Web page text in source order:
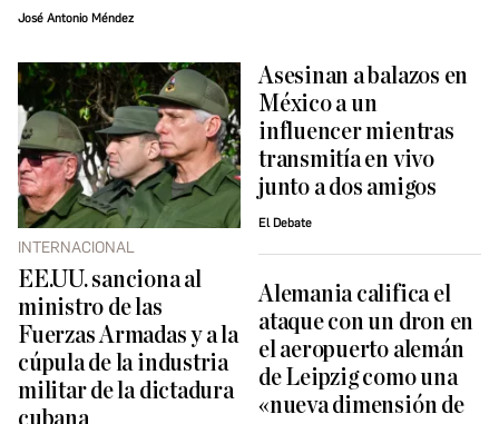
José Antonio Méndez
INTERNACIONAL
EE.UU. sanciona al
ministro de las
Fuerzas Armadas y a la
cúpula de la industria
militar de la dictadura
Asesinan a balazos en
México a un
influencer mientras
transmitía en vivo
junto a dos amigos
El Debate
Alemania califica el
ataque con un dron en
el aeropuerto alemán
de Leipzig como una
«nueva dimensión de